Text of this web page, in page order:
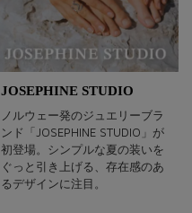
JOSEPHINE STUDIO
ノルウェー発のジュエリーブラ
ンド「JOSEPHINE STUDIO」が
初登場。シンプルな夏の装いを
ぐっと引き上げる、存在感のあ
るデザインに注目。